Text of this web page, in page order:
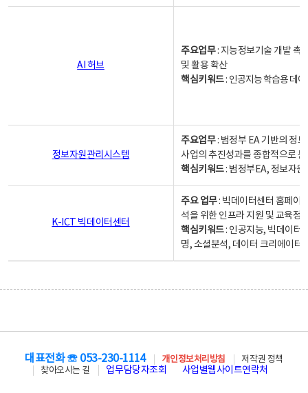
AI 허브
주요업무: 지능정보기술 개발 촉
및 활용 확산
핵심키워드: 인공지능 학습용 데
정보자원관리시스템
주요업무: 범정부 EA 기반의 정
사업의 추진성과를 종합적으로
핵심키워드: 범정부EA, 정보자
K-ICT 빅데이터센터
주요 업무: 빅데이터센터 홈페이
석을 위한 인프라 지원 및 교육정
핵심키워드: 인공지능, 빅데이터,
명, 소셜분석, 데이터 크리에이터
대표전화 ☏ 053-230-1114 개인정보처리방침
저작권 정책
찾아오시는 길
업무담당자조회 사업별웹사이트연락처